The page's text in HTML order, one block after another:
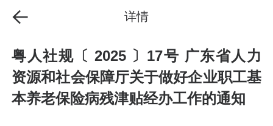
详情
粤人社规〔 2025 〕17号 广东省人力
资源和社会保障厅关于做好企业职工基
本养老保险病残津贴经办工作的通知